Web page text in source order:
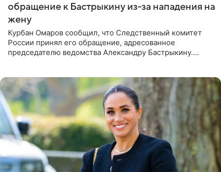
обращение к Бастрыкину из-за нападения на
жену
Курбан Омаров сообщил, что Следственный комитет
России принял его обращение, адресованное
председателю ведомства Александру Бастрыкину.